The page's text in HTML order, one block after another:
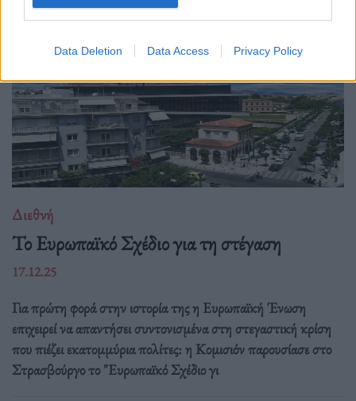
Data Deletion Data Access Privacy Policy
Διεθνή
Το Ευρωπαϊκό Σχέδιο για τη στέγαση
17.12.25
Για πρώτη φορά στην ιστορία της η Ευρωπαϊκή Ένωση
επιχειρεί να απαντήσει συντονισμένα στη στεγαστική κρίση
που πιέζει εκατομμύρια πολίτες: η Κομισιόν παρουσίασε στο
Στρασβούργο το "Ευρωπαϊκό Σχέδιο γι